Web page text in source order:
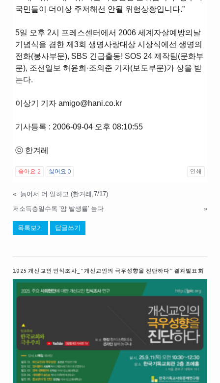
국민들이 더이상 주저해선 안될 위험상황입니다.”
5일 오후 2시 프레스센터에서 2006 세계자살예방의날
기념식을 겸한 제3회 생명사랑대상 시상식에선 생명의
전화(봉사부문), SBS 긴급출동! SOS 24 제작팀(문화부
문), 조선일보 허윤희·조의준 기자(보도부문)가 상을 받
는다.
이상기 기자 amigo@hani.co.kr
기사등록 : 2006-09-04 오후 08:10:55
ⓒ 한겨레
좋아요 2 싫어요 0 인쇄
« 늙어서 더 일하고 (한겨레,7/17)
저소득층일수록 '암 발생률' 높다
»
목록보기 답글쓰기
2025 개신교인 인식조사_“개신교인의 극우성향을 진단하다” 결과발표회